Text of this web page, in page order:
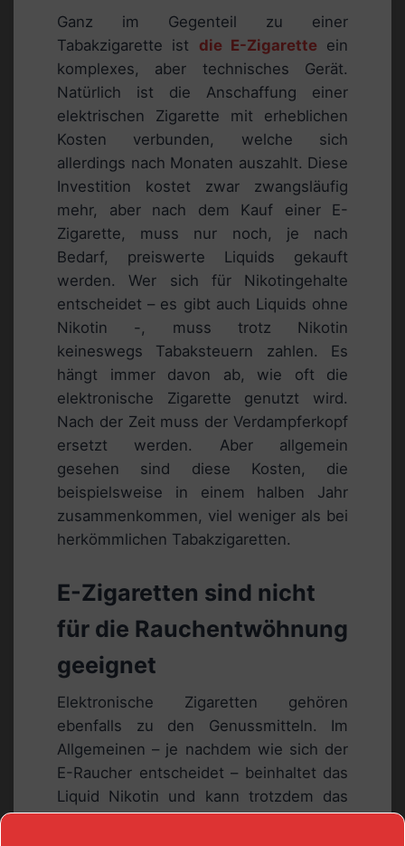
Ganz im Gegenteil zu einer
Tabakzigarette ist die E-Zigarette ein
komplexes, aber technisches Gerät.
Natürlich ist die Anschaffung einer
elektrischen Zigarette mit erheblichen
Kosten verbunden, welche sich
allerdings nach Monaten auszahlt. Diese
Investition kostet zwar zwangsläufig
mehr, aber nach dem Kauf einer E-
Zigarette, muss nur noch, je nach
Bedarf, preiswerte Liquids gekauft
werden. Wer sich für Nikotingehalte
entscheidet – es gibt auch Liquids ohne
Nikotin -, muss trotz Nikotin
keineswegs Tabaksteuern zahlen. Es
hängt immer davon ab, wie oft die
elektronische Zigarette genutzt wird.
Nach der Zeit muss der Verdampferkopf
ersetzt werden. Aber allgemein
gesehen sind diese Kosten, die
beispielsweise in einem halben Jahr
zusammenkommen, viel weniger als bei
herkömmlichen Tabakzigaretten.
E-Zigaretten sind nicht
für die Rauchentwöhnung
geeignet
Elektronische Zigaretten gehören
ebenfalls zu den Genussmitteln. Im
Allgemeinen – je nachdem wie sich der
E-Raucher entscheidet – beinhaltet das
Liquid Nikotin und kann trotzdem das
Herz-Kreislauf-System schwächen. E-